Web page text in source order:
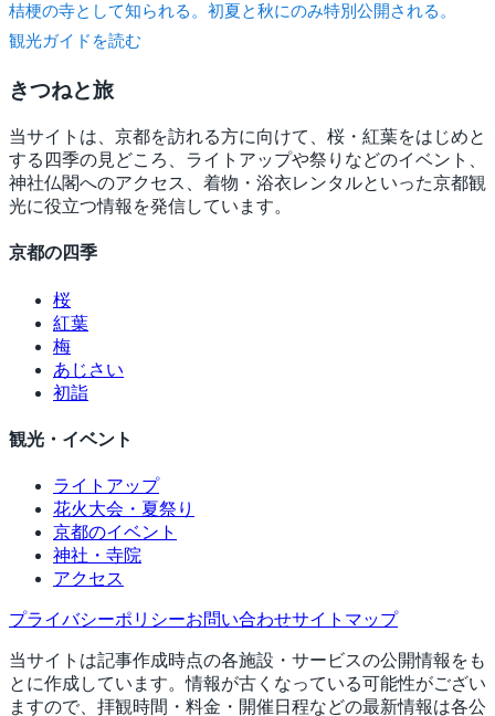
桔梗の寺として知られる。初夏と秋にのみ特別公開される。
観光ガイドを読む
きつねと旅
当サイトは、京都を訪れる方に向けて、桜・紅葉をはじめと
する四季の見どころ、ライトアップや祭りなどのイベント、
神社仏閣へのアクセス、着物・浴衣レンタルといった京都観
光に役立つ情報を発信しています。
京都の四季
桜
紅葉
梅
あじさい
初詣
観光・イベント
ライトアップ
花火大会・夏祭り
京都のイベント
神社・寺院
アクセス
プライバシーポリシーお問い合わせサイトマップ
当サイトは記事作成時点の各施設・サービスの公開情報をも
とに作成しています。情報が古くなっている可能性がござい
ますので、拝観時間・料金・開催日程などの最新情報は各公